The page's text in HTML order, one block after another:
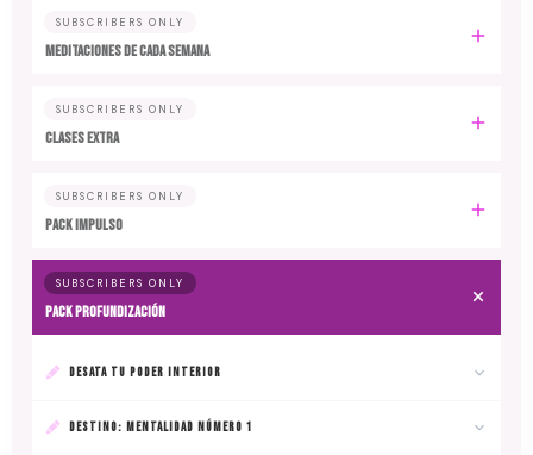
SUBSCRIBERS ONLY
MEDITACIONES DE CADA SEMANA
SUBSCRIBERS ONLY
CLASES EXTRA
SUBSCRIBERS ONLY
PACK IMPULSO
SUBSCRIBERS ONLY
PACK PROFUNDIZACIÓN
DESATA TU PODER INTERIOR
DESTINO: MENTALIDAD NÚMERO 1